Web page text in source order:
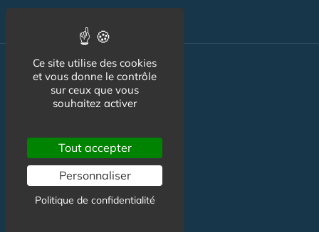
Actualité
Actualité Maison de Santé
Agenda Maison de Santé
Flux RSS
Newsletter
Ce site utilise des cookies
et vous donne le contrôle
sur ceux que vous
souhaitez activer
Tout accepter
Personnaliser
Politique de confidentialité